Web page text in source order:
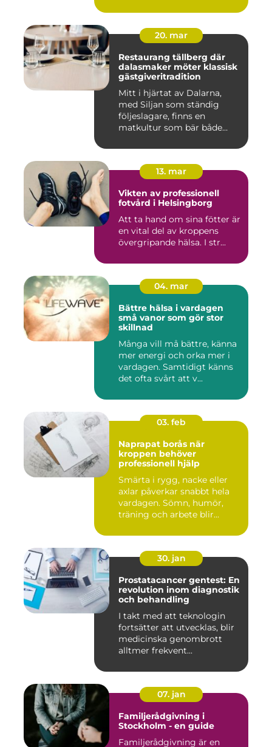
20. mar
Restaurang tällberg där
dalasmaker möter klassisk
gästgiveritradition
Mitt i hjärtat av Dalarna,
med Siljan som ständig
följeslagare, finns en
matkultur som bär både
13. mar
Vikten av professionell
fotvård i Helsingborg
Att ta hand om sina fötter är
en vital del av kroppens
övergripande hälsa. I str...
04. mar
Bättre hälsa i vardagen
små vanor som gör stor
skillnad
Många vill må bättre, känna
mer energi och orka mer i
vardagen. Samtidigt känns
det ofta svårt att v...
03. feb
Naprapat borås när
kroppen behöver
professionell hjälp
Smärta i rygg, nacke eller
axlar påverkar snabbt hela
vardagen. Sömn, humör,
träning och arbete blir...
30. jan
Prostatacancer gentest: En
revolution inom diagnostik
och behandling
I takt med att teknologin
fortsätter att utvecklas, blir
medicinska genombrott
alltmer frekvent...
07. jan
Familjerådgivning i
Stockholm - en guide
Familjerådgivning är en